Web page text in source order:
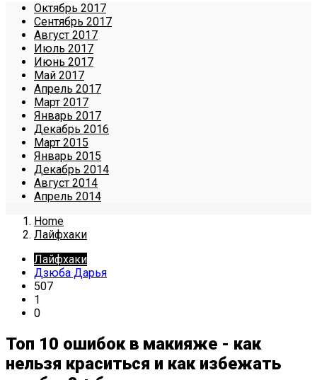
Октябрь 2017
Сентябрь 2017
Август 2017
Июль 2017
Июнь 2017
Май 2017
Апрель 2017
Март 2017
Январь 2017
Декабрь 2016
Март 2015
Январь 2015
Декабрь 2014
Август 2014
Апрель 2014
Home
Лайфхаки
Лайфхаки
Дзюба Дарья
507
1
0
Топ 10 ошибок в макияже - как
нельзя краситься и как избежать